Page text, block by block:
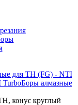
для ТН (FG) - NTI
TurboБоры алмазные
конус круглый